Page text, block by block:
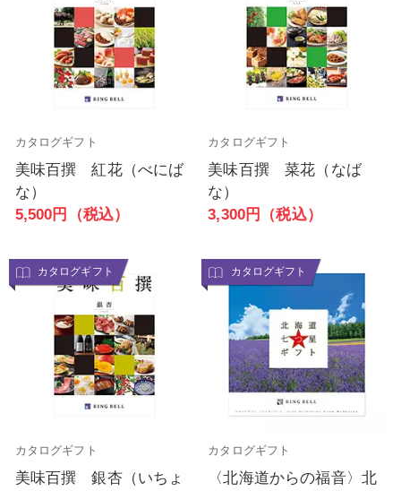
カタログギフト
美味百撰 紅花（べにば
な）
5,500円（税込）
カタログギフト
美味百撰 菜花（なば
な）
3,300円（税込）
カタログギフト
カタログギフト
美味百撰 銀杏（いちょ
カタログギフト
カタログギフト
〈北海道からの福音〉北